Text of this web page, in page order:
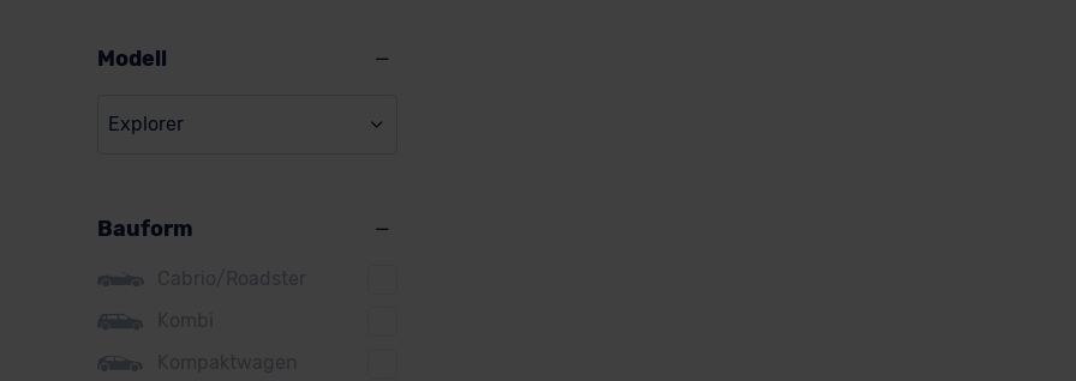
BMW
Citroen
Cupra
DS
Dacia
Modell
Explorer
Bauform
Cabrio/Roadster
Kombi
Kompaktwagen